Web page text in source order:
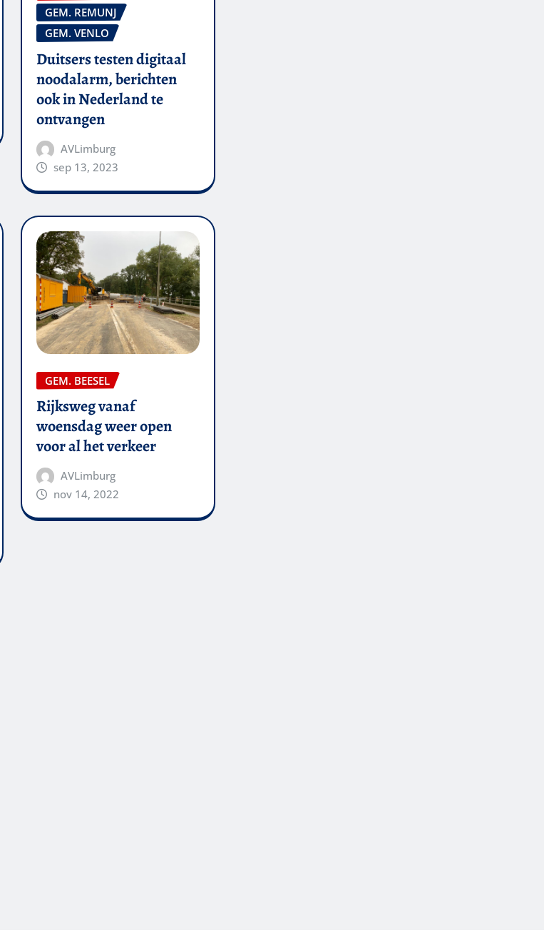
GEM. REMUNJ
GEM. VENLO
Duitsers testen digitaal
noodalarm, berichten
ook in Nederland te
ontvangen
AVLimburg
sep 13, 2023
GEM. BEESEL
Rijksweg vanaf
woensdag weer open
voor al het verkeer
AVLimburg
nov 14, 2022